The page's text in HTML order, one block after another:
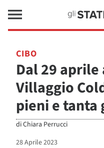
CIBO
Dal 29
Villaggio
pieni e tanta
diChiara Perrucci
28 Aprile 2023